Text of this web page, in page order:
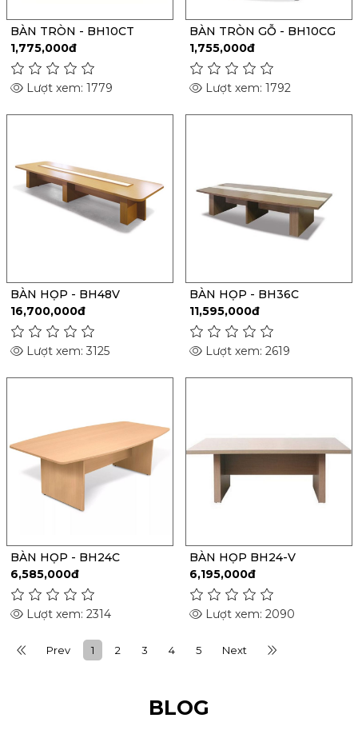
BÀN TRÒN - BH10CT
1,775,000đ
Lượt xem: 1779
BÀN TRÒN GỖ - BH10CG
1,755,000đ
Lượt xem: 1792
BÀN HỌP - BH48V
16,700,000đ
Lượt xem: 3125
BÀN HỌP - BH36C
11,595,000đ
Lượt xem: 2619
BÀN HỌP - BH24C
6,585,000đ
Lượt xem: 2314
BÀN HỌP BH24-V
6,195,000đ
Lượt xem: 2090
Prev 1 2 3 4 5 Next
BLOG